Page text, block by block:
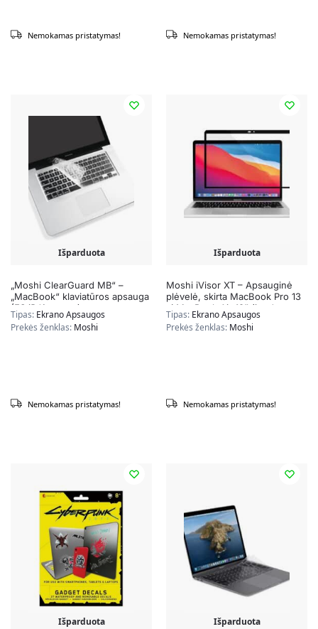
Nemokamas pristatymas! Nemokamas pristatymas!
Išparduota
„Moshi ClearGuard MB“ –
„MacBook“ klaviatūros apsauga
(ES išdėstymas)
Tipas: Ekrano Apsaugos
Prekės ženklas: Moshi
Nemokamas pristatymas!
Išparduota
Moshi iVisor XT – Apsauginė
plėvelė, skirta MacBook Pro 13
„/ MacBook Air 13” (juodas
rėmelis)
Tipas: Ekrano Apsaugos
Prekės ženklas: Moshi
Nemokamas pristatymas!
Išparduota Išparduota